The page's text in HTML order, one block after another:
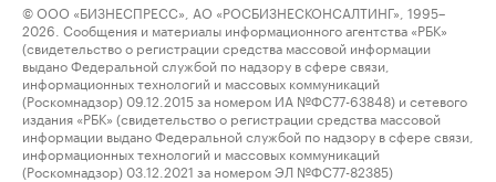
© ООО «БИЗНЕСПРЕСС», АО «РОСБИЗНЕСКОНСАЛТИНГ», 1995–
2026. Сообщения и материалы информационного агентства «РБК»
(свидетельство о регистрации средства массовой информации
выдано Федеральной службой по надзору в сфере связи,
информационных технологий и массовых коммуникаций
(Роскомнадзор) 09.12.2015 за номером ИА №ФС77-63848) и сетевого
издания «РБК» (свидетельство о регистрации средства массовой
информации выдано Федеральной службой по надзору в сфере связи,
информационных технологий и массовых коммуникаций
(Роскомнадзор) 03.12.2021 за номером ЭЛ №ФС77-82385)